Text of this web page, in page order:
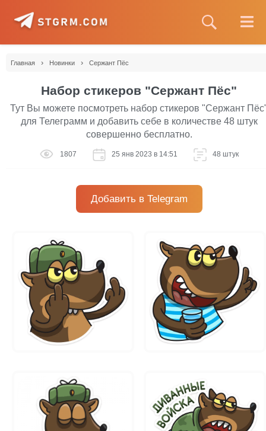
Главная › Новинки › Сержант Пёс
Набор стикеров "Сержант Пёс"
Тут Вы можете посмотреть набор стикеров "Сержант
для Телеграмм и добавить себе в количестве 48 штук
совершенно бесплатно.
1807 25 янв 2023 в 14:51 48 штук
Добавить в Telegram